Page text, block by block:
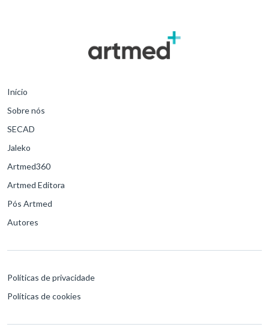
Início
Sobre nós
SECAD
Jaleko
Artmed360
Artmed Editora
Pós Artmed
Autores
Políticas de privacidade
Políticas de cookies